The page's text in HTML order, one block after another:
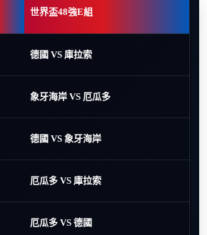
世界盃48強E組
德國 VS 庫拉索
象牙海岸 VS 厄瓜多
德國 VS 象牙海岸
厄瓜多 VS 庫拉索
厄瓜多 VS 德國